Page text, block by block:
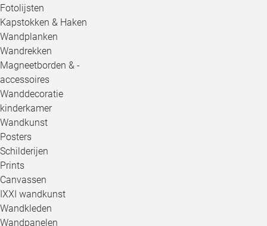
Fotolijsten
Kapstokken & Haken
Wandplanken
Wandrekken
Magneetborden & -
accessoires
Wanddecoratie
kinderkamer
Wandkunst
Posters
Schilderijen
Prints
Canvassen
IXXI wandkunst
Wandkleden
Wandpanelen